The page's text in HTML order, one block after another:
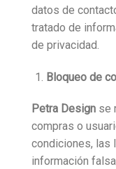
datos de
tratado de
de privacidad.
Bloqueo de
Petra Design se
compras o
condiciones, las
información